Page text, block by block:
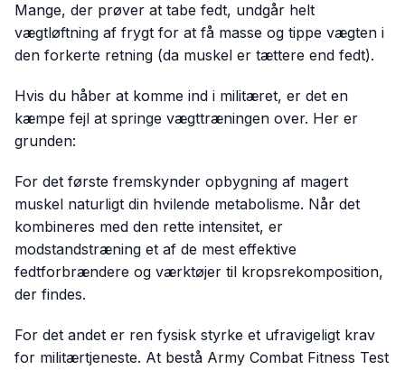
Mange, der prøver at tabe fedt, undgår helt
vægtløftning af frygt for at få masse og tippe vægten i
den forkerte retning (da muskel er tættere end fedt).
Hvis du håber at komme ind i militæret, er det en
kæmpe fejl at springe vægttræningen over. Her er
grunden:
For det første fremskynder opbygning af magert
muskel naturligt din hvilende metabolisme. Når det
kombineres med den rette intensitet, er
modstandstræning et af de mest effektive
fedtforbrændere og værktøjer til kropsrekomposition,
der findes.
For det andet er ren fysisk styrke et ufravigeligt krav
for militærtjeneste. At bestå Army Combat Fitness Test